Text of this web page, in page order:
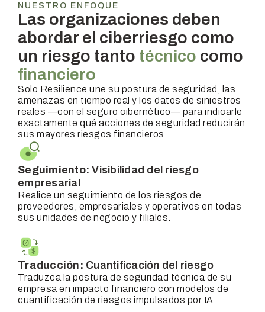
NUESTRO ENFOQUE
Las organizaciones deben
abordar el ciberriesgo como
un riesgo tanto técnico como
financiero
Solo Resilience une su postura de seguridad, las
amenazas en tiempo real y los datos de siniestros
reales —con el seguro cibernético— para indicarle
exactamente qué acciones de seguridad reducirán
sus mayores riesgos financieros.
Seguimiento: Visibilidad del riesgo
empresarial
Realice un seguimiento de los riesgos de
proveedores, empresariales y operativos en todas
sus unidades de negocio y filiales.
Traducción: Cuantificación del riesgo
Traduzca la postura de seguridad técnica de su
empresa en impacto financiero con modelos de
cuantificación de riesgos impulsados por IA.